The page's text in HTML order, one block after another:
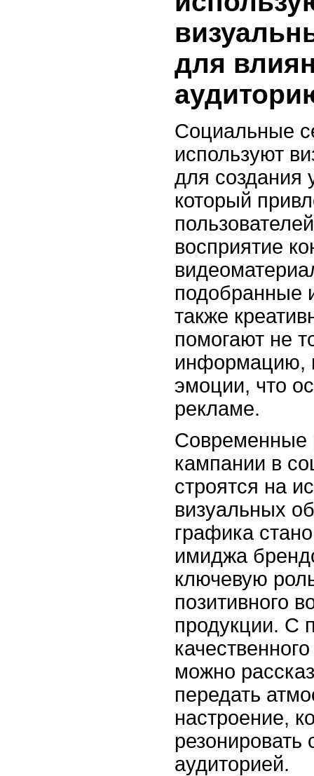
для
Социальные
используют
для создания
который
восприятие
подобранные
также
помогают не
информацию,
эмоции, что
рекламе.
Современные
кампании в
строятся на
визуальных
графика
имиджа
ключевую
позитивного
продукции. С
можно
передать
настроение,
резонировать
аудиторией.